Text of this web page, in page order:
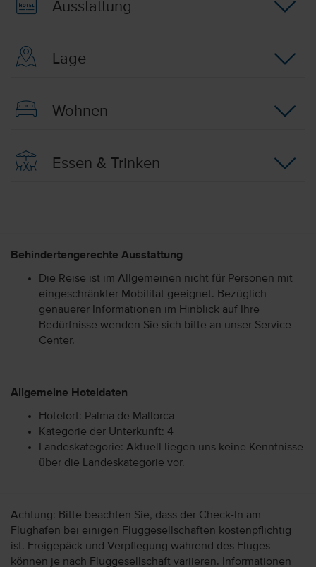
Ausstattung
Lage
Wohnen
Essen & Trinken
Behindertengerechte Ausstattung
Die Reise ist im Allgemeinen nicht für Personen mit
eingeschränkter Mobilität geeignet. Bezüglich
genauerer Informationen im Hinblick auf Ihre
Bedürfnisse wenden Sie sich bitte an unser Service-
Center.
Allgemeine Hoteldaten
Hotelort: Palma de Mallorca
Kategorie der Unterkunft: 4
Landeskategorie: Aktuell liegen uns keine Kenntnisse
über die Landeskategorie vor.
Achtung: Bitte beachten Sie, dass der Check-In am
Flughafen bei einigen Fluggesellschaften kostenpflichtig
ist. Freigepäck und Verpflegung während des Fluges
können je nach Fluggesellschaft variieren. Informationen